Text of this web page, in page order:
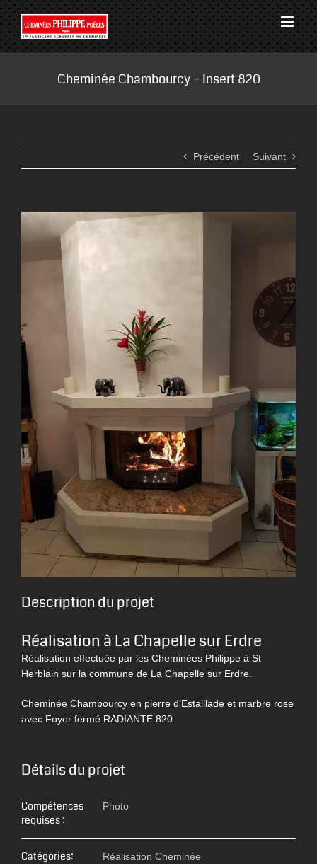
Passer
au
contenu
Cheminée Chambourcy – Insert 820
Précédent Suivant
View
Larger
Description du projet
Réalisation à La Chapelle sur Erdre
Réalisation effectuée par les Cheminées Philippe à St
Herblain sur la commune de La Chapelle sur Erdre.
Cheminée Chambourcy en pierre d’Estaillade et marbre rose
avec Foyer fermé RADIANTE 820
Détails du projet
Compétences
requises :
Photo
Catégories: Réalisation Cheminée